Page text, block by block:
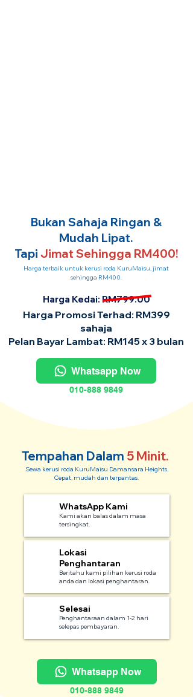
Bukan Sahaja Ringan &
Mudah Lipat.
Tapi Jimat Sehingga RM400!
Harga terbaik untuk kerusi roda KuruMaisu, jimat
sehingga RM400.
Harga Kedai: RM799.00
Harga Promosi Terhad: RM399
sahaja
Pelan Bayar Lambat: RM145 x 3 bulan
Whatsapp Now
010-888 9849
Tempahan Dalam 5 Minit.
Sewa kerusi roda KuruMaisu Damansara Heights.
Cepat, mudah dan terpantas.
WhatsApp Kami
Kami akan balas dalam masa
tersingkat.
Lokasi
Penghantaran
Beritahu kami pilihan kerusi roda
anda dan lokasi penghantaran.
Selesai
Penghantaraan dalam 1-2 hari
selepas pembayaran.
Whatsapp Now
010-888 9849